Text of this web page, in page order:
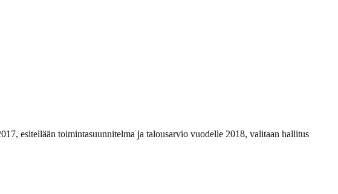
esitellään toimintasuunnitelma ja talousarvio vuodelle 2018, valitaan hallitus